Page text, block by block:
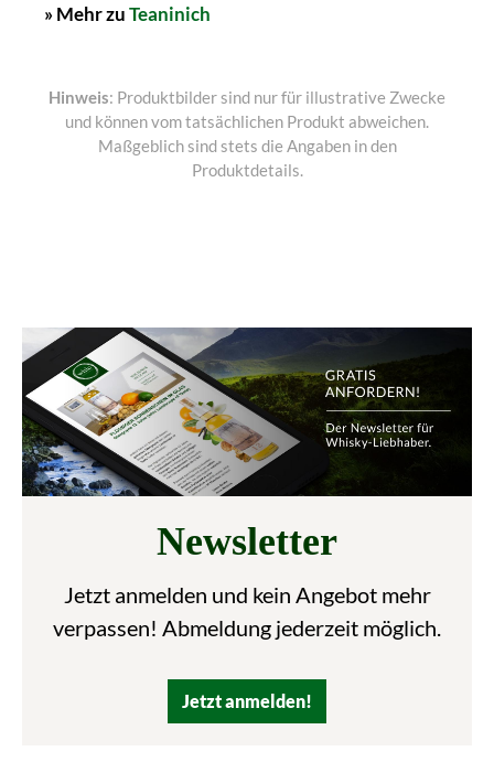
» Mehr zuTeaninich
Hinweis: Produktbilder sind nur für illustrative Zwecke
und können vom tatsächlichen Produkt abweichen.
Maßgeblich sind stets die Angaben in den
Produktdetails.
Newsletter
Jetzt anmelden und kein Angebot mehr
verpassen! Abmeldung jederzeit möglich.
Jetzt anmelden!